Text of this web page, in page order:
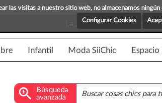
las visitas a nuestro sitio web, no almacenamos
Configurar Cookies
y vende moda!
La app para android esta
Infantil Moda SiiChic
zoom_in
Búsqueda
avanzada